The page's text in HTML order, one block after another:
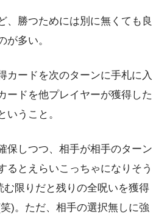
、勝つためには別に無くても良
が多い。
カードを次のターンに手札に入
ードを他プレイヤーが獲得した
いうこと。
保しつつ、相手が相手のターン
るとえらいこっちゃになりそう
む限りだと残りの全呪いを獲得
)。ただ、相手の選択無しに強